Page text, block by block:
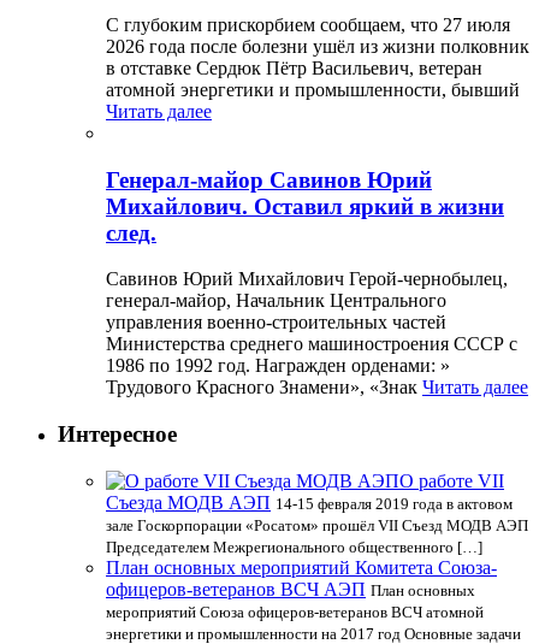
С глубоким прискорбием сообщаем, что 27 июля
2026 года после болезни ушёл из жизни полковник
в отставке Сердюк Пётр Васильевич, ветеран
атомной энергетики и промышленности, бывший
Читать далее
Генерал-майор Савинов Юрий
Михайлович. Оставил яркий в жизни
след.
Савинов Юрий Михайлович Герой-чернобылец,
генерал-майор, Начальник Центрального
управления военно-строительных частей
Министерства среднего машиностроения СССР с
1986 по 1992 год. Награжден орденами: »
Трудового Красного Знамени», «Знак Читать далее
Интересное
О работе VII
Cъезда МОДВ АЭП 14-15 февраля 2019 года в актовом
зале Госкорпорации «Росатом» прошёл VII Cъезд МОДВ АЭП
Председателем Межрегионального общественного […]
План основных мероприятий Комитета Союза-
офицеров-ветеранов ВСЧ АЭП План основных
мероприятий Союза офицеров-ветеранов ВСЧ атомной
энергетики и промышленности на 2017 год Основные задачи